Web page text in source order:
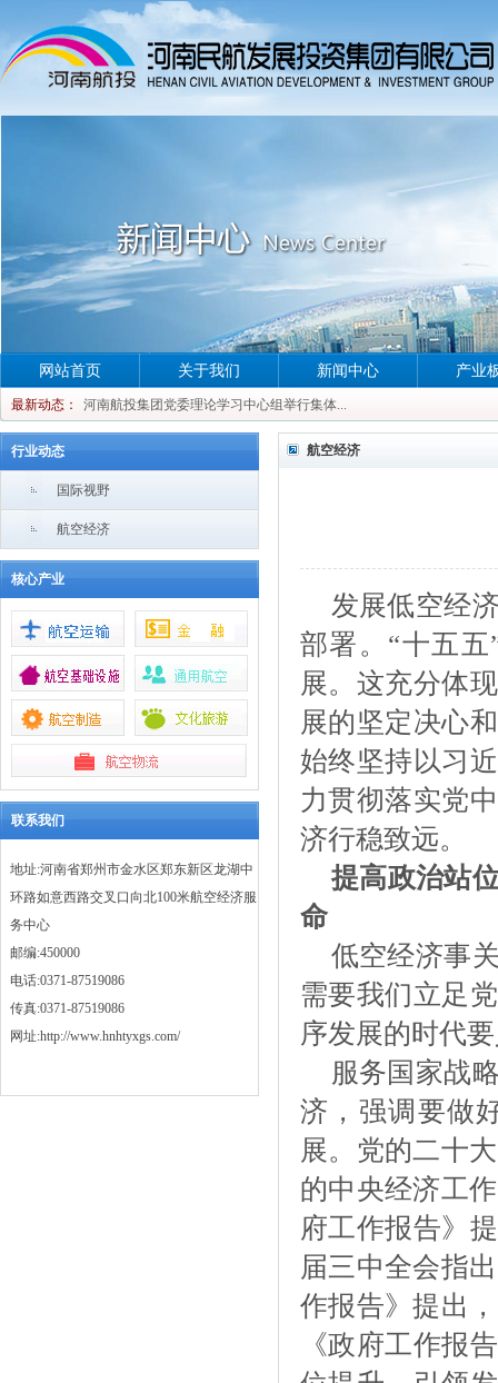
网站首页
最新动态：
河南航投集团党委理论学习中心组举行集体...
河南航投集团党委理论学习中心组举行集体...
河南航投集团党委理论学习中心组举行集体...
河南航投集团党委理论学习中心组举行集体...
关于我们 新闻中心 产业
行业动态
国际视野
航空经济
核心产业
联系我们
地址:河南省郑州市金水区郑东新区龙湖中
环路如意西路交叉口向北100米航空经济服
务中心
邮编:450000
电话:0371-87519086
传真:0371-87519086
网址:http://www.hnhtyxgs.com/
航空经济
发展低空经
部署。 “十五
展。这充分体
展的坚定决心
始终坚持以习
力贯彻落实党
济行稳致远。
提高政治站
命
低空经济事
需要我们立足
序发展的时代
服务国家战
济，强调要做
展。党的二十
的中央经济工
府工作报告》
届三中全会指
作报告》提出
《政府工作报